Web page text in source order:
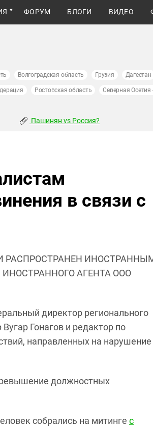
ФОРУМ БЛОГИ ВИДЕО
Волгоградская область Грузия Дагестан
Ростовская область Северная Осетия
Пашинян vs Россия?
в связи с
РАСПРОСТРАНЕН
АГЕНТА ООО
директор регионального
Гонагов и редактор по
направленных на нарушение
должностных
собрались на митинге с